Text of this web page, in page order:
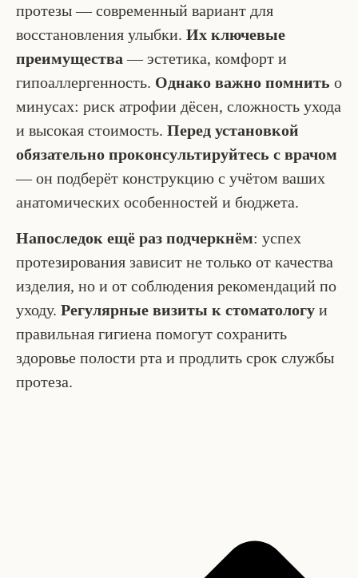
протезы — современный вариант для
восстановления улыбки. Их ключевые
преимущества— эстетика, комфорт и
гипоаллергенность. Однако важно помнить о
минусах: риск атрофии дёсен, сложность ухода
и высокая стоимость. Перед установкой
обязательно проконсультируйтесь с врачом
— он подберёт конструкцию с учётом ваших
анатомических особенностей и бюджета.
Напоследок ещё раз подчеркнём: успех
протезирования зависит не только от качества
изделия, но и от соблюдения рекомендаций по
уходу. Регулярные визиты к стоматологу и
правильная гигиена помогут сохранить
здоровье полости рта и продлить срок службы
протеза.